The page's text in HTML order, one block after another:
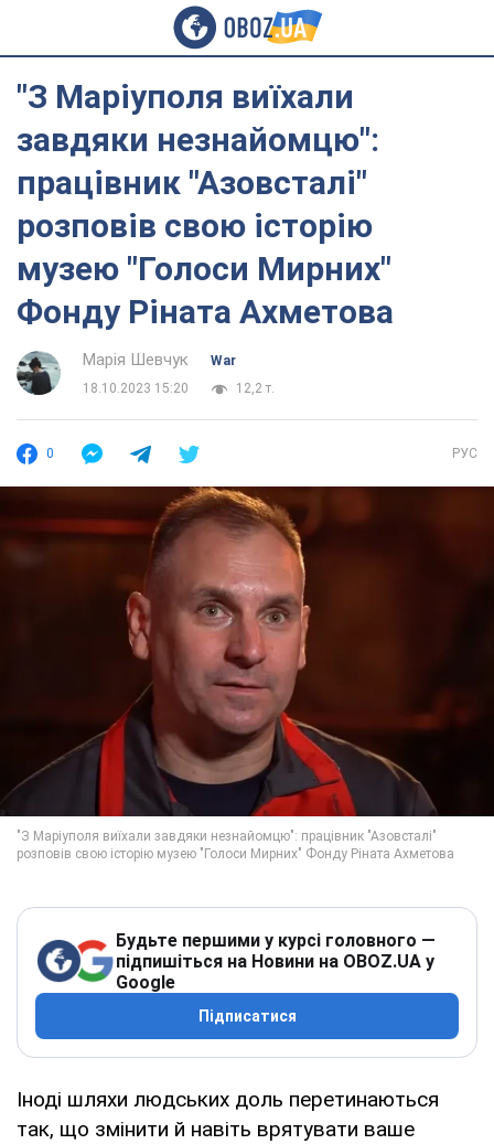
"З Маріуполя виїхали
завдяки незнайомцю":
працівник "Азовсталі"
розповів свою історію
музею "Голоси Мирних"
Фонду Ріната Ахметова
Марія Шевчук
War
18.10.2023 15:20
12,2 т.
0 РУС
Будьте першими у курсі головного —
підпишіться на Новини на OBOZ.UA у
Google
Підписатися
Іноді шляхи людських доль перетинаються
так, що змінити й навіть врятувати ваше